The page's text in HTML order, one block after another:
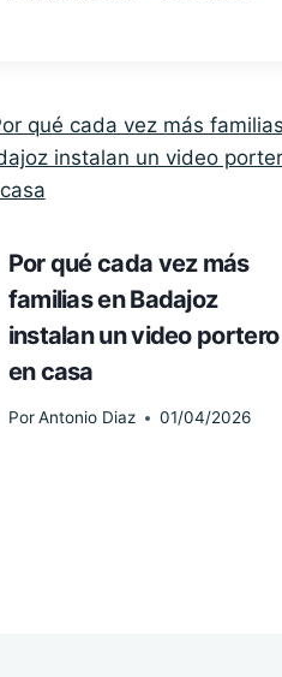
Por qué cada vez más
familias en Badajoz
instalan un video portero
en casa
Por Antonio Diaz 01/04/2026